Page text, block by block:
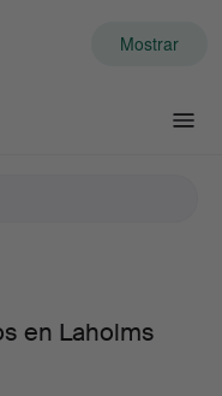
Mostrar
en Laholms